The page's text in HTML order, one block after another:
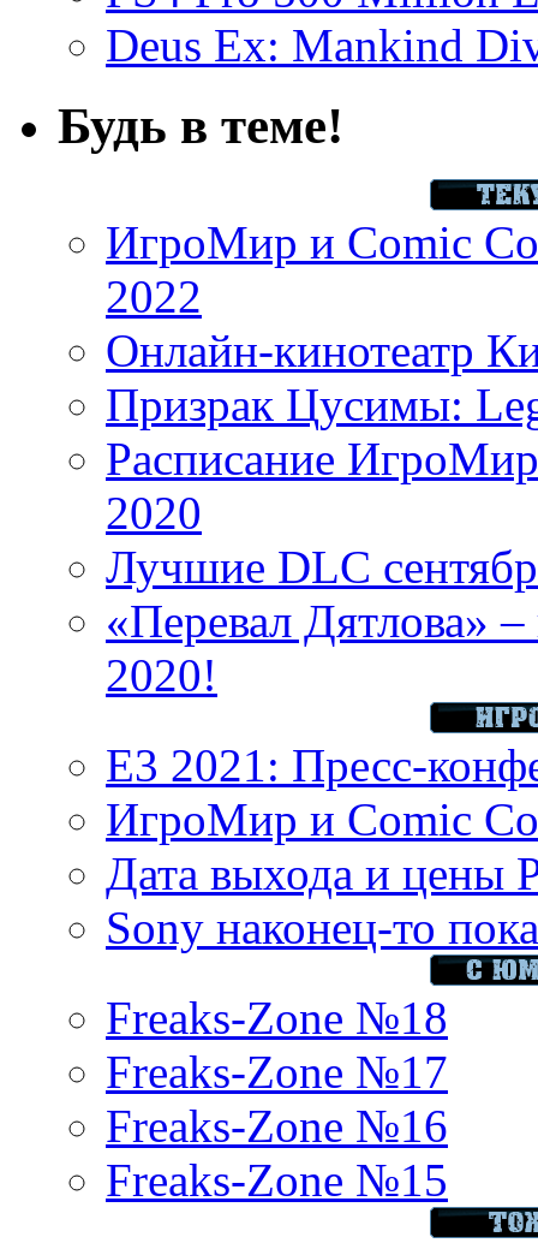
Deus Ex: Mankind
Будь в теме!
ИгроМир и Comic
2022
Онлайн-кинотеатр
Призрак Цусимы:
Расписание
2020
Лучшие DLC
«Перевал Дятлова»
2020!
E3 2021: Пресс-
ИгроМир и Comic
Дата выхода и цены
Sony наконец-то
Freaks-Zone №18
Freaks-Zone №17
Freaks-Zone №16
Freaks-Zone №15